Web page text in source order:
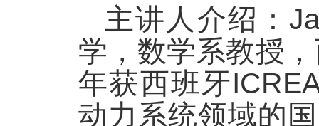
主讲人介绍：
学，数学系教授
年获西班牙
动力系统领域的